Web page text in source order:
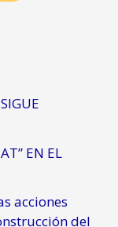
EN EL
acciones
del